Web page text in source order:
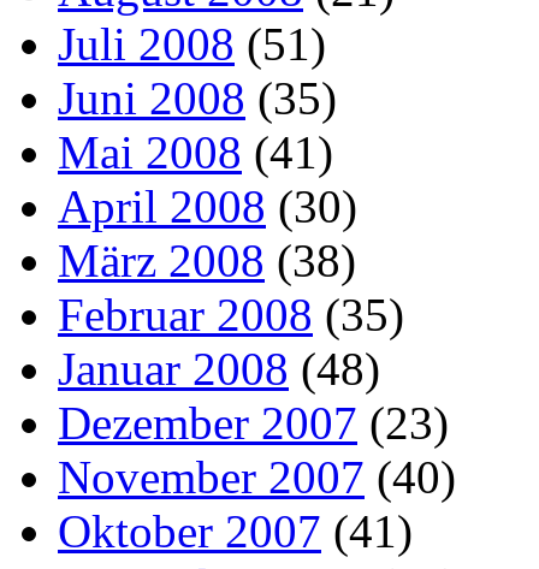
Juli 2008 (51)
Juni 2008 (35)
Mai 2008 (41)
April 2008 (30)
März 2008 (38)
Februar 2008 (35)
Januar 2008 (48)
Dezember 2007 (23)
November 2007 (40)
Oktober 2007 (41)